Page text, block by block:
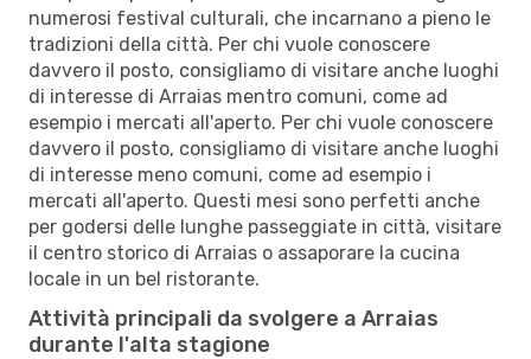
numerosi festival culturali, che incarnano a pieno le
tradizioni della città. Per chi vuole conoscere
davvero il posto, consigliamo di visitare anche luoghi
di interesse di Arraias mentro comuni, come ad
esempio i mercati all'aperto. Per chi vuole conoscere
davvero il posto, consigliamo di visitare anche luoghi
di interesse meno comuni, come ad esempio i
mercati all'aperto. Questi mesi sono perfetti anche
per godersi delle lunghe passeggiate in città, visitare
il centro storico di Arraias o assaporare la cucina
locale in un bel ristorante.
Attività principali da svolgere a Arraias
durante l'alta stagione